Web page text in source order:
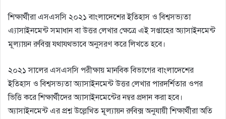
শিক্ষার্থীরা এসএসসি ২০২১ বাংলাদেশের ইতিহাস ও বিশ্বসভ্যতা
এ্যাসাইনমেন্ট সমাধান বা উত্তর লেখার ক্ষেত্রে এই সপ্তাহের অ্যাসাইনমেন্ট
মূল্যায়ন রুবিক্স যথাযথভাবে অনুসরণ করে লিখতে হবে।
২০২১ সালের এসএসসি পরীক্ষায় মানবিক বিভাগের বাংলাদেশের
ইতিহাস ও বিশ্বসভ্যতা অ্যাসাইনমেন্ট উত্তর লেখার পারদর্শিতার ওপর
ভিত্তি করে শিক্ষার্থীদের অ্যাসাইনমেন্টের নম্বর প্রদান করা হবে।
অ্যাসাইনমেন্ট এর প্রশ্ন উল্লেখিত মূল্যায়ন রুবিক্স অনুযায়ী শিক্ষার্থীরা অতি